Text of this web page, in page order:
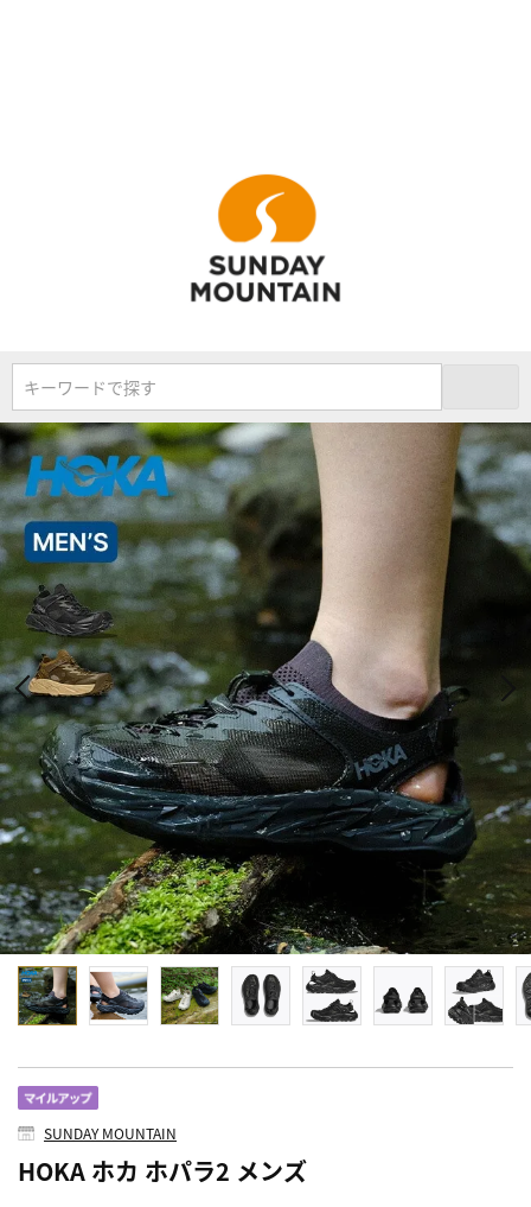
キーワードで探す
SUNDAY MOUNTAIN
HOKA ホカ ホパラ2 メンズ